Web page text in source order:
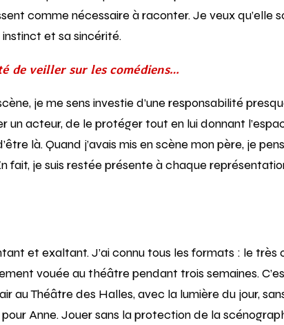
comme nécessaire à raconter. Je veux qu’elle
et sa sincérité.
de veiller sur les comédiens…
je me sens investie d’une responsabilité
un acteur, de le protéger tout en lui donnant
là. Quand j’avais mis en scène mon père, je
fait, je suis restée présente à chaque
et exaltant. J’ai connu tous les formats : le très
vouée au théâtre pendant trois semaines.
au Théâtre des Halles, avec la lumière du jour,
Anne. Jouer sans la protection de la